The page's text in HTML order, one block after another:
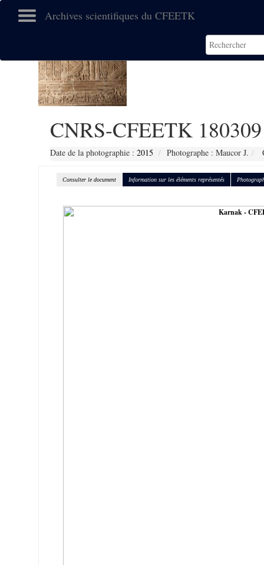
Archives scientifiques du CFEETK
CNRS-CFEETK 180309
Date de la photographie : 2015 Photographe : Maucor J.
Consulter le document Information sur les éléments représentés